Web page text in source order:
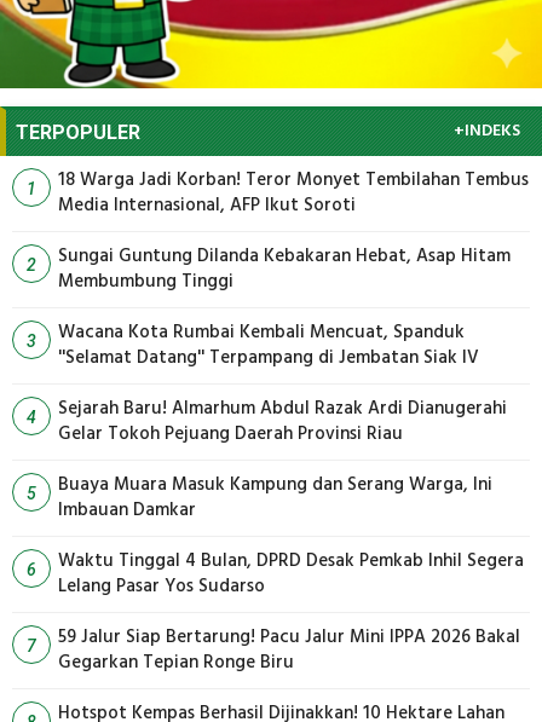
TERPOPULER +INDEKS
1
18 Warga Jadi Korban! Teror Monyet Tembilahan Tembus
Media Internasional, AFP Ikut Soroti
2
Sungai Guntung Dilanda Kebakaran Hebat, Asap Hitam
Membumbung Tinggi
3
Wacana Kota Rumbai Kembali Mencuat, Spanduk
''Selamat Datang'' Terpampang di Jembatan Siak IV
4
Sejarah Baru! Almarhum Abdul Razak Ardi Dianugerahi
Gelar Tokoh Pejuang Daerah Provinsi Riau
5
Buaya Muara Masuk Kampung dan Serang Warga, Ini
Imbauan Damkar
6
Waktu Tinggal 4 Bulan, DPRD Desak Pemkab Inhil Segera
Lelang Pasar Yos Sudarso
7
59 Jalur Siap Bertarung! Pacu Jalur Mini IPPA 2026 Bakal
Gegarkan Tepian Ronge Biru
Hotspot Kempas Berhasil Dijinakkan! 10 Hektare Lahan